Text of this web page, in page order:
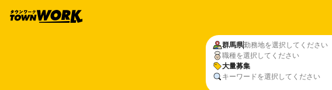
群馬県勤務地を選択してください
職種を選択してください
大量募集
キーワードを選択してください